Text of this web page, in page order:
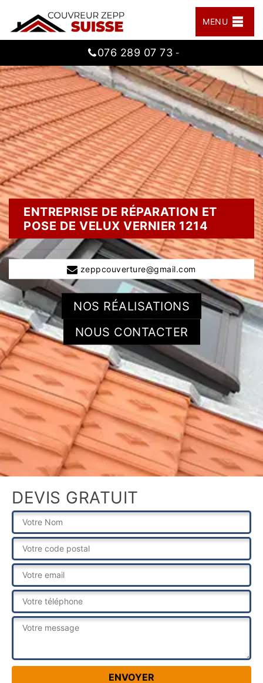
MENU
076 289 07 73 -
ENTREPRISE DE RÉPARATION ET
POSE DE VELUX VERNIER 1214
zeppcouverture@gmail.com
NOS RÉALISATIONS
NOUS CONTACTER
DEVIS GRATUIT